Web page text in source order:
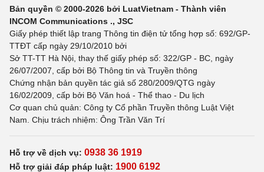
Bản quyền © 2000-2026 bởi LuatVietnam - Thành viên
INCOM Communications ., JSC
Giấy phép thiết lập trang Thông tin điện tử tổng hợp số: 692/GP-
TTĐT cấp ngày 29/10/2010 bởi
Sở TT-TT Hà Nội, thay thế giấy phép số: 322/GP - BC, ngày
26/07/2007, cấp bởi Bộ Thông tin và Truyền thông
Chứng nhận bản quyền tác giả số 280/2009/QTG ngày
16/02/2009, cấp bởi Bộ Văn hoá - Thể thao - Du lịch
Cơ quan chủ quản: Công ty Cổ phần Truyền thông Luật Việt
Nam. Chịu trách nhiệm: Ông Trần Văn Trí
Hỗ trợ về dịch vụ: 0938 36 1919
Hỗ trợ giải đáp pháp luật: 1900 6192